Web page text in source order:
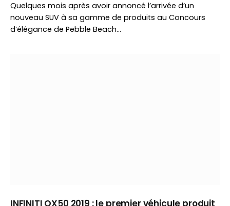
Quelques mois après avoir annoncé l’arrivée d’un
nouveau SUV à sa gamme de produits au Concours
d’élégance de Pebble Beach…
INFINITI QX50 2019 : le premier véhicule produit